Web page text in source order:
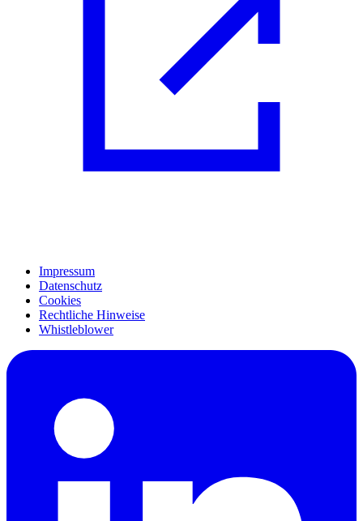
Impressum
Datenschutz
Cookies
Rechtliche Hinweise
Whistleblower